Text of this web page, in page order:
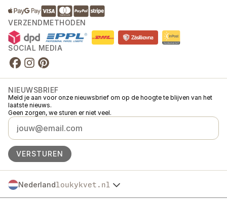
VERZENDMETHODEN
SOCIAL MEDIA
NIEUWSBRIEF
Meld je aan voor onze nieuwsbrief om op de hoogte te blijven van het
laatste nieuws.
Geen zorgen, we sturen er niet veel.
VERSTUREN
Nederlandloukykvet.nl
Česko